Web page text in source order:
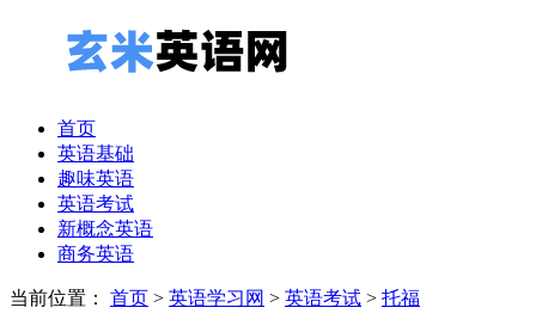
首页
英语基础
趣味英语
英语考试
新概念英语
商务英语
当前位置： 首页 > 英语学习网 > 英语考试 > 托福